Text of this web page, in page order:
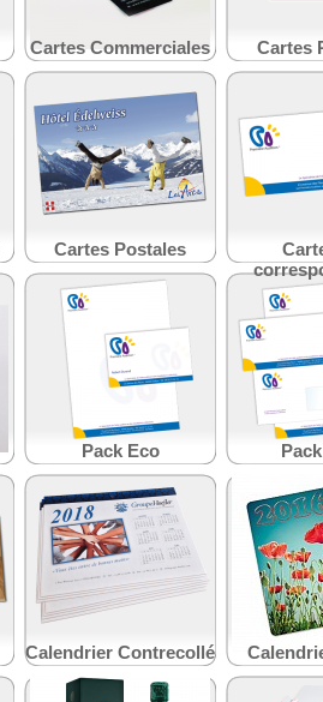
Cartes Commerciales Cartes
Cartes Postales
Pack Eco
Calendrier Contrecollé